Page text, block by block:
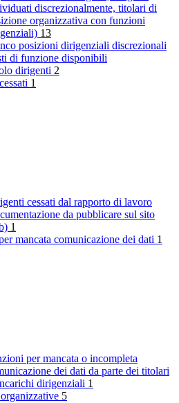
discrezionalmente, titolari di
organizzativa con funzioni
13
posizioni dirigenziali discrezionali
di funzione disponibili
dirigenti 2
1
cessati dal rapporto di lavoro
da pubblicare sul sito
1
mancata comunicazione dei dati 1
per mancata o incompleta
dei dati da parte dei titolari
dirigenziali 1
5